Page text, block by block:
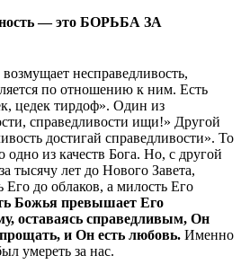
— это БОРЬБА ЗА
несправедливость,
по отношению к ним. Есть
цедек тирдоф». Один из
справедливости ищи!» Другой
достигай справедливости». То
одно из качеств Бога. Но, с другой
тысячу лет до Нового Завета,
Его до облаков, а милость Его
Божья превышает Его
оставаясь справедливым, Он
и Он есть любовь. Именно
умереть за нас.